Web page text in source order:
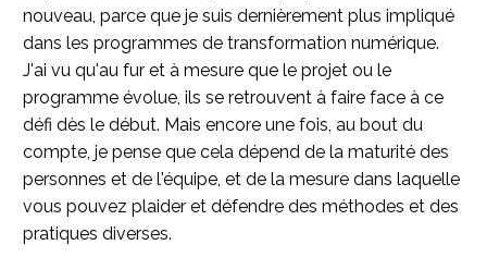
nouveau, parce que je suis dernièrement plus impliqué
dans les programmes de transformation numérique.
J'ai vu qu'au fur et à mesure que le projet ou le
programme évolue, ils se retrouvent à faire face à ce
défi dès le début. Mais encore une fois, au bout du
compte, je pense que cela dépend de la maturité des
personnes et de l'équipe, et de la mesure dans laquelle
vous pouvez plaider et défendre des méthodes et des
pratiques diverses.